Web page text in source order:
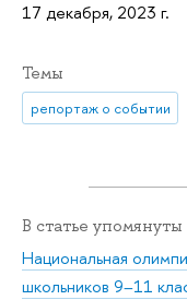
17 декабря, 2023 г.
Темы
репортаж о событии
В статье упомянуты
Национальная
школьников 9–11